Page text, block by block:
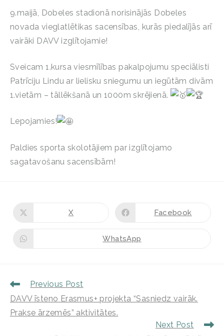
9.maijā, Dobeles stadionā norisinājās Dobeles
novada vieglatlētikas sacensības, kurās piedalījās arī
vairāki DAVV izglītojamie!
Sveicam 1.kursa viesmīlības pakalpojumu speciālisti
Patrīciju Lindu ar lielisku sniegumu un iegūtām divām
1.vietām – tāllēkšanā un 1000m skrējienā.
Lepojamies!
Paldies sporta skolotājiem par izglītojamo
sagatavošanu sacensībām!
X Facebook
WhatsApp
Previous Post
DAVV īsteno Erasmus+ projekta “Sasniedz vairāk.
Prakse ārzemēs” aktivitātes.
Next Post